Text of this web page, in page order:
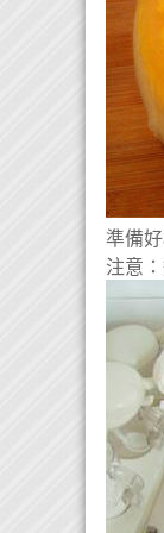
準備
注意